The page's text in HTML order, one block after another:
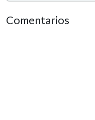
Comentarios